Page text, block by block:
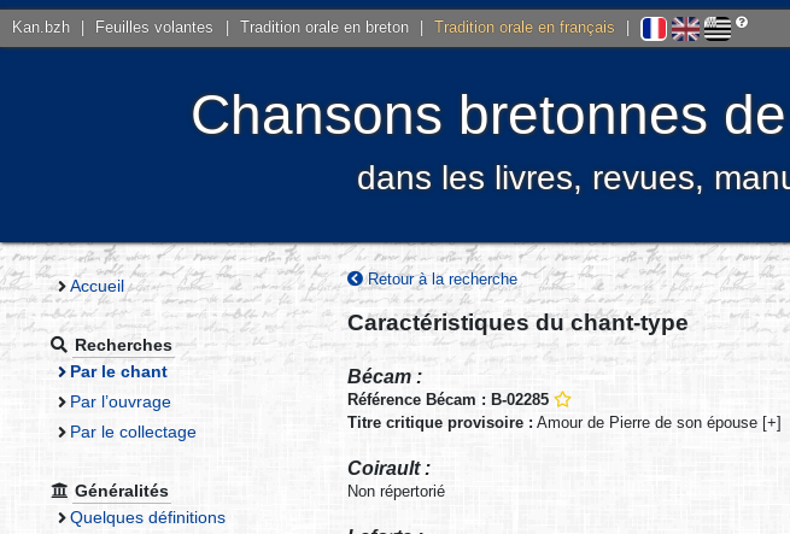
Kan.bzh Feuilles volantes Tradition orale en breton Tradition orale en français
Chansons bretonnes
dans les livres, revues,
Accueil
Recherches
Par le chant
Par l’ouvrage
Par le collectage
Généralités
Quelques définitions
Retour à la recherche
Caractéristiques du chant-type
Bécam :
Référence Bécam : B-02285
Titre critique provisoire : Amour de Pierre de son épouse [+]
Coirault :
Non répertorié